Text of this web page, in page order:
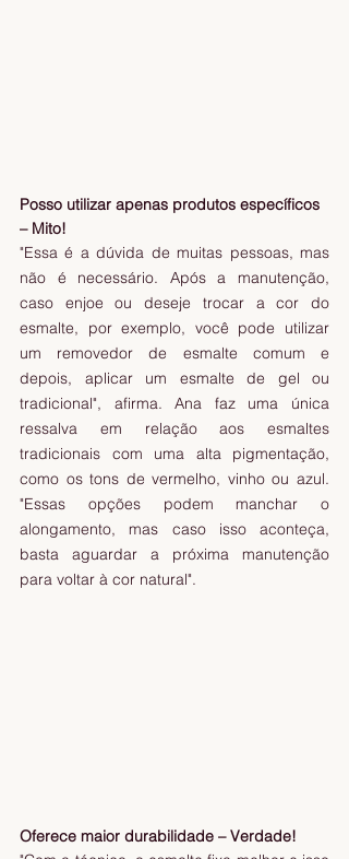
Posso utilizar apenas produtos específicos
– Mito!
"Essa é a dúvida de muitas pessoas, mas
não é necessário. Após a manutenção,
caso enjoe ou deseje trocar a cor do
esmalte, por exemplo, você pode utilizar
um removedor de esmalte comum e
depois, aplicar um esmalte de gel ou
tradicional", afirma. Ana faz uma única
ressalva em relação aos esmaltes
tradicionais com uma alta pigmentação,
como os tons de vermelho, vinho ou azul.
"Essas opções podem manchar o
alongamento, mas caso isso aconteça,
basta aguardar a próxima manutenção
para voltar à cor natural".
Oferece maior durabilidade – Verdade!